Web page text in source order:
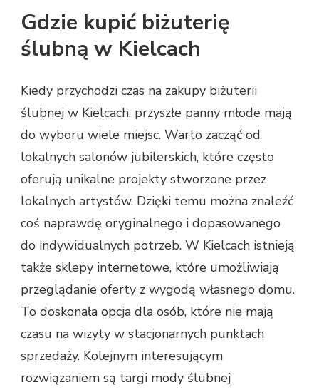
Gdzie kupić biżuterię
ślubną w Kielcach
Kiedy przychodzi czas na zakupy biżuterii
ślubnej w Kielcach, przyszłe panny młode mają
do wyboru wiele miejsc. Warto zacząć od
lokalnych salonów jubilerskich, które często
oferują unikalne projekty stworzone przez
lokalnych artystów. Dzięki temu można znaleźć
coś naprawdę oryginalnego i dopasowanego
do indywidualnych potrzeb. W Kielcach istnieją
także sklepy internetowe, które umożliwiają
przeglądanie oferty z wygodą własnego domu.
To doskonała opcja dla osób, które nie mają
czasu na wizyty w stacjonarnych punktach
sprzedaży. Kolejnym interesującym
rozwiązaniem są targi mody ślubnej